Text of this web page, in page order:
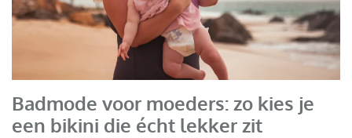
Ulla Popken
Badmode voor moeders: zo kies je
een bikini die écht lekker zit